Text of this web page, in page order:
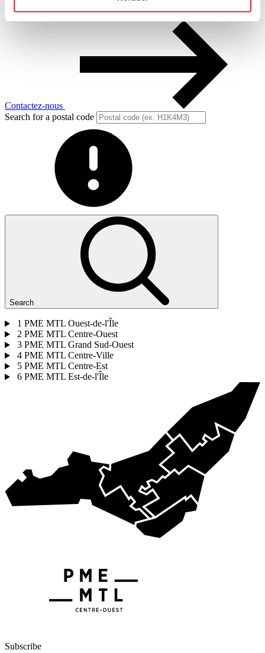
Des questions? Besoin de soutien?
Contactez-nous
Search for a postal code
Search
1 PME MTL Ouest-de-l'Île
2 PME MTL Centre-Ouest
3 PME MTL Grand Sud-Ouest
4 PME MTL Centre-Ville
5 PME MTL Centre-Est
6 PME MTL Est-de-l'Île
Subscribe